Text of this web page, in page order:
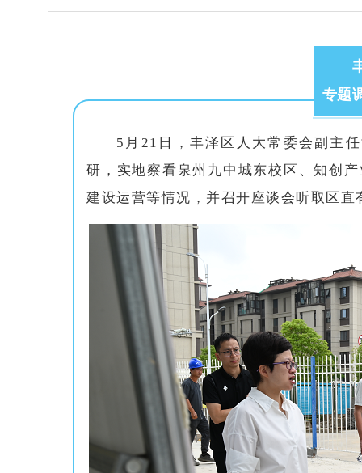
专题
5月21日，丰泽区人大常委会副主
研，实地察看泉州九中城东校区、知创
建设运营等情况，并召开座谈会听取区